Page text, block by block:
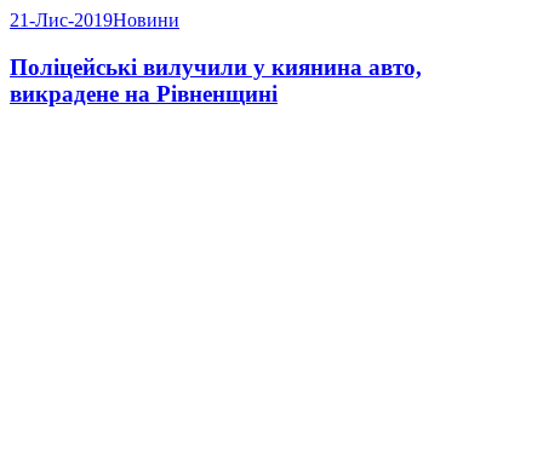
21-Лис-2019Новини
Поліцейські вилучили у киянина авто,
викрадене на Рівненщині